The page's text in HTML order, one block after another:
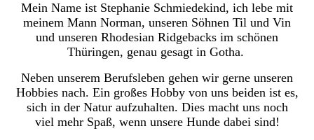
Mein Name ist Stephanie Schmiedekind, ich lebe mit
meinem Mann Norman, unseren Söhnen Til und Vin
und unseren Rhodesian Ridgebacks im schönen
Thüringen, genau gesagt in Gotha.
Neben unserem Berufsleben gehen wir gerne unseren
Hobbies nach. Ein großes Hobby von uns beiden ist es,
sich in der Natur aufzuhalten. Dies macht uns noch
viel mehr Spaß, wenn unsere Hunde dabei sind!